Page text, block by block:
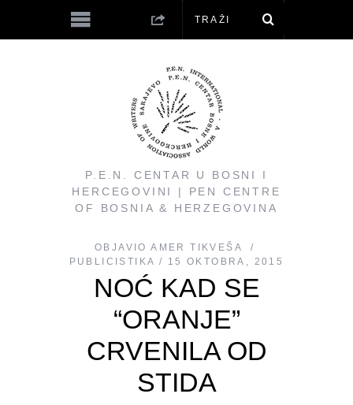
P.E.N. CENTAR U BOSNI I
HERCEGOVINI | PEN CENTRE
OF BOSNIA & HERZEGOVINA
OBJAVIO AMER TIKVEŠA
PUBLICISTIKA
15 OKTOBRA, 2015
NOĆ KAD SE
“ORANJE”
CRVENILA OD
STIDA